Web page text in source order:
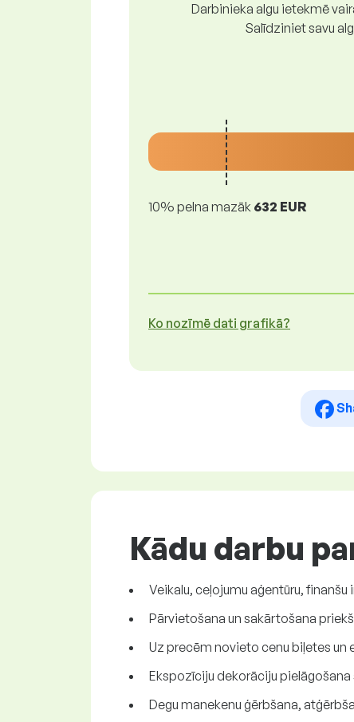
Darbinieka algu ietekmē
Salīdziniet savu
10% pelna mazāk 632 EUR
Ko nozīmē dati grafikā?
Kādu darbu
Veikalu, ceļojumu aģentūru,
Pārvietošana un sakārtošana
Uz precēm novieto cenu biļetes un
Ekspozīciju dekorāciju
Degu manekenu ģērbšana,